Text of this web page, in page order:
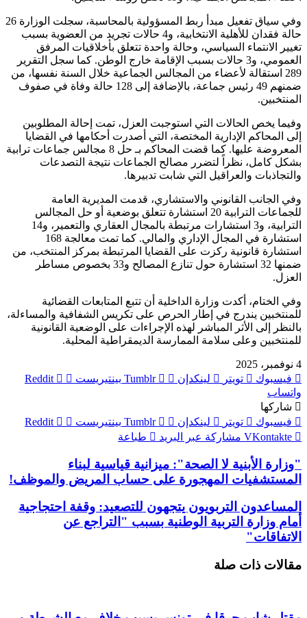
وفي سياق تفعيل مبدأ ربط المسؤولية بالمحاسبة، سجلت الوزارة 26
حالة فقدان للأهلية الانتخابية، و4 حالات تجريد من العضوية بسبب
تغيير الانتماء السياسي، وحالة واحدة تتعلق بأخلاقيات المرفق
العمومي، و3 حالات بسبب الإقامة خارج الوطن. كما سجل التقرير
289 استقالة لأعضاء من المجالس الجماعية خلال السنة نفسها، من
ضمنهم 49 رئيس جماعة، بالإضافة إلى 128 حالة وفاة في صفوف
المنتخبين.
وفيما يخص الحالات التي استوجبت العزل، تمت إحالة المطلوبين
إلى المحاكم الإدارية المختصة، التي أصدرت أحكامها في القضايا
المعروضة عليها. كما قضت المحاكم بـ حل 8 مجالس جماعات ترابية
بشكل كامل، نظراً لتضرر مصالح الجماعات نتيجة التصدعات
والتجاذبات والعراقيل التي شابت تدبيرها.
وفي الجانب القانوني والاستشاري، قدمت المديرية العامة
للجماعات الترابية 20 استشارة تتعلق بوضعية أو حل المجالس
الترابية، و3 استشارات مرتبطة بالمجال العقاري والتعمير، و14
استشارة في المجال الإداري والمالي. كما تمت معالجة 168
استشارة قانونية ركزت على القضايا المرتبطة بمركز المنتخب، من
ضمنها 32 استشارة حول تنازع المصالح و33 بخصوص مساطر
العزل.
وفي الختام، أكدت وزارة الداخلية أن تتبع المتابعات القضائية
للمنتخبين يندرج في إطار الحرص على تكريس الشفافية والمساءلة،
بالنظر إلى الأثر المباشر لهذه الإجراءات على الوضعية القانونية
للمنتخبين وعلى سلامة الممارسة الديمقراطية المحلية.
4 نوفمبر، 2025
فيسبوك
تويتر لينكدإن بينتيريست
واتساب
شاركها
فيسبوك
تويتر لينكدإن بينتيريست
مشاركة عبر البريد طباعة
"وزارة الأبنية لا الصحة": ميزانية قياسية لبناء
المستشفيات المهجورة على حساب المريض والموظف!
المساعدون التربويون يتجهون للتصعيد: وقفة احتجاجية
أمام وزارة التربية الوطنية بسبب "التراجع عن
الاتفاقات"
مقالات ذات صلة